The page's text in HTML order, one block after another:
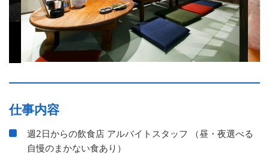
仕事内容
週2日からの飲食店 アルバイトスタッフ （昼・夜選べる
自慢のまかない食あり）